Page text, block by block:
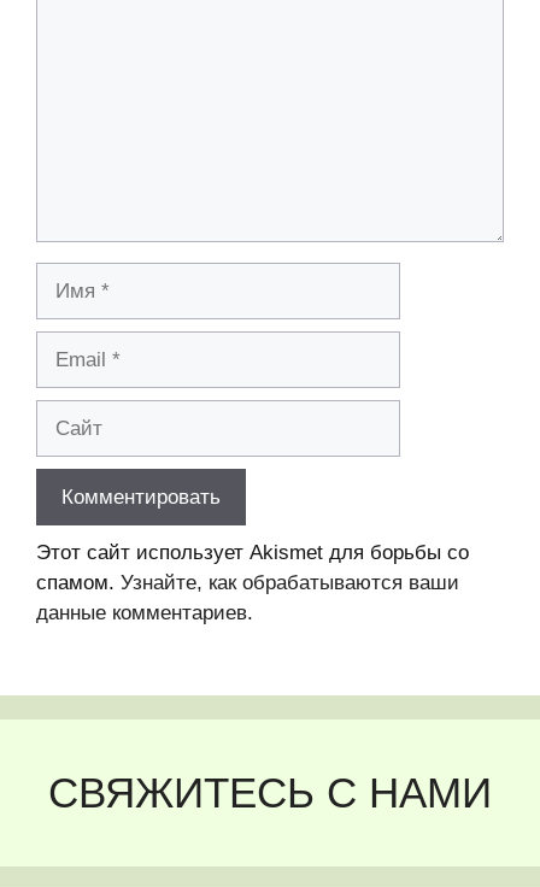
Этот сайт использует Akismet для борьбы со
спамом. Узнайте, как обрабатываются ваши
данные комментариев.
СВЯЖИТЕСЬ С НАМИ